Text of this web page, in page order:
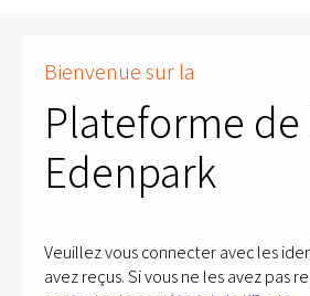
Bienvenue sur la
Plateforme de
Edenpark
Veuillez vous connecter avec les
avez reçus. Si vous ne les avez pas